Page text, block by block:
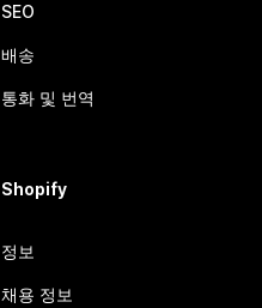
SEO
배송
통화 및 번역
Shopify
정보
채용 정보